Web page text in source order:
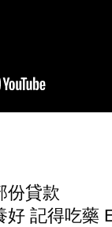
份貸款
好 記得吃藥